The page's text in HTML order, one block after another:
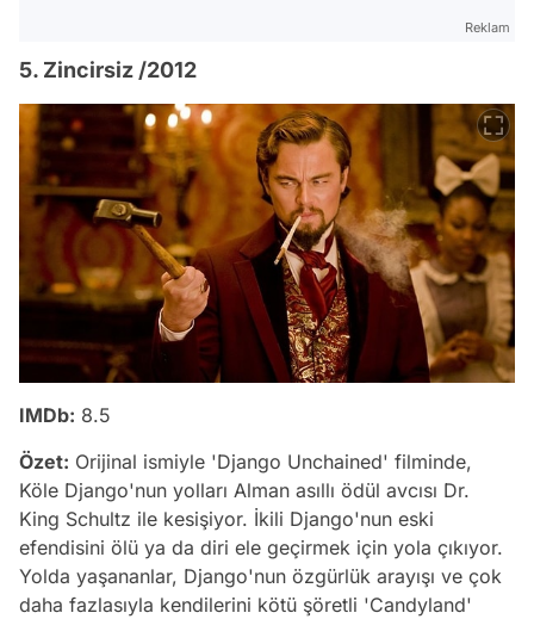
Reklam
5. Zincirsiz /2012
IMDb: 8.5
Özet: Orijinal ismiyle 'Django Unchained' filminde,
Köle Django'nun yolları Alman asıllı ödül avcısı Dr.
King Schultz ile kesişiyor. İkili Django'nun eski
efendisini ölü ya da diri ele geçirmek için yola çıkıyor.
Yolda yaşananlar, Django'nun özgürlük arayışı ve çok
daha fazlasıyla kendilerini kötü şöretli 'Candyland'